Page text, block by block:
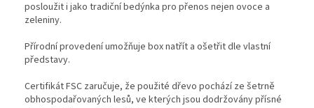
posloužit i jako tradiční bedýnka pro přenos nejen ovoce a
zeleniny.
Přírodní provedení umožňuje box natřít a ošetřit dle vlastní
představy.
Certifikát FSC zaručuje, že použité dřevo pochází ze šetrně
obhospodařovaných lesů, ve kterých jsou dodržovány přísné